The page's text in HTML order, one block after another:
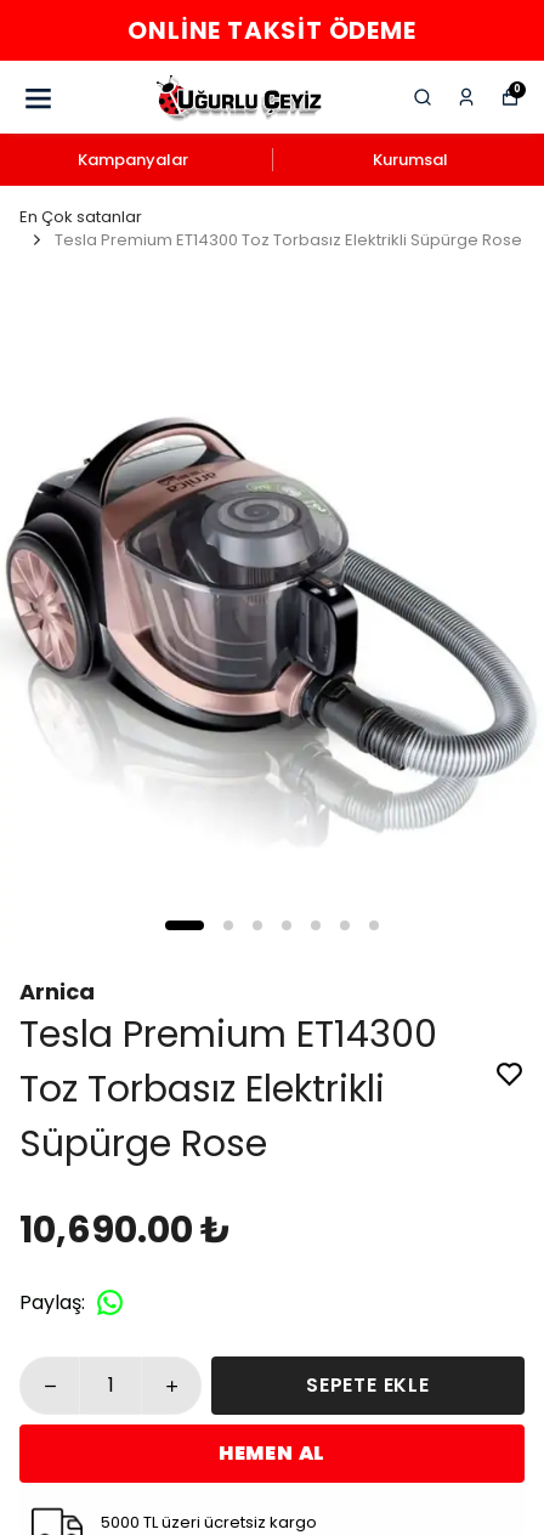
ONLINE TAKSIT ÖDEME
0
Kampanyalar Kurumsal
En Çok satanlar
Tesla Premium ET14300 Toz Torbasız Elektrikli Süpürge Rose
Arnica
Tesla Premium ET14300
Toz Torbasız Elektrikli
Süpürge Rose
10,690.00 ₺
Paylaş:
SEPETE EKLE
HEMEN AL
5000 TL üzeri ücretsiz kargo